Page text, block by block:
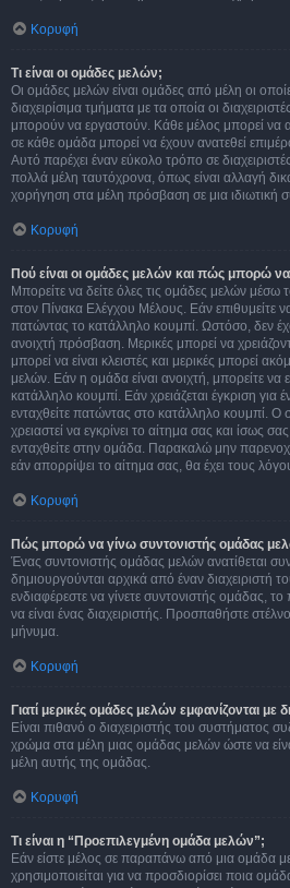
Κορυφή
Τι είναι οι ομάδες μελών;
Οι ομάδες μελών είναι ομάδες από μέλη οι
διαχειρίσιμα τμήματα με τα οποία οι
μπορούν να εργαστούν. Κάθε μέλος μπορεί να
σε κάθε ομάδα μπορεί να έχουν ανατεθεί
Αυτό παρέχει έναν εύκολο τρόπο σε
πολλά μέλη ταυτόχρονα, όπως είναι αλλαγή
χορήγηση στα μέλη πρόσβαση σε μια ιδιωτική
Κορυφή
Πού είναι οι ομάδες μελών και πώς μπορώ
Μπορείτε να δείτε όλες τις ομάδες μελών
στον Πίνακα Ελέγχου Μέλους. Εάν επιθυμείτε
πατώντας το κατάλληλο κουμπί. Ωστόσο, δεν
ανοιχτή πρόσβαση. Μερικές μπορεί να
μπορεί να είναι κλειστές και μερικές μπορεί
μελών. Εάν η ομάδα είναι ανοιχτή, μπορείτε να
κατάλληλο κουμπί. Εάν χρειάζεται έγκριση για
ενταχθείτε πατώντας στο κατάλληλο κουμπί. Ο
χρειαστεί να εγκρίνει το αίτημα σας και ίσως
ενταχθείτε στην ομάδα. Παρακαλώ μην
εάν απορρίψει το αίτημα σας, θα έχει τους
Κορυφή
Πώς μπορώ να γίνω συντονιστής ομάδας
Ένας συντονιστής ομάδας μελών ανατίθεται
δημιουργούνται αρχικά από έναν διαχειριστή
ενδιαφέρεστε να γίνετε συντονιστής ομάδας,
να είναι ένας διαχειριστής. Προσπαθήστε
μήνυμα.
Κορυφή
Γιατί μερικές ομάδες μελών εμφανίζονται με
Είναι πιθανό ο διαχειριστής του συστήματος
χρώμα στα μέλη μιας ομάδας μελών ώστε να
μέλη αυτής της ομάδας.
Κορυφή
Τι είναι η “Προεπιλεγμένη ομάδα μελών”;
Εάν είστε μέλος σε παραπάνω από μια ομάδα
χρησιμοποιείται για να προσδιορίσει ποια